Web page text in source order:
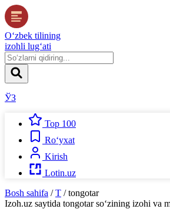
O‘zbek tilining
izohli lug‘ati
ЎЗ
Top 100
Ro‘yxat
Kirish
Lotin.uz
Bosh sahifa / T / tongotar
Izoh.uz saytida tongotarso‘zining izohi va